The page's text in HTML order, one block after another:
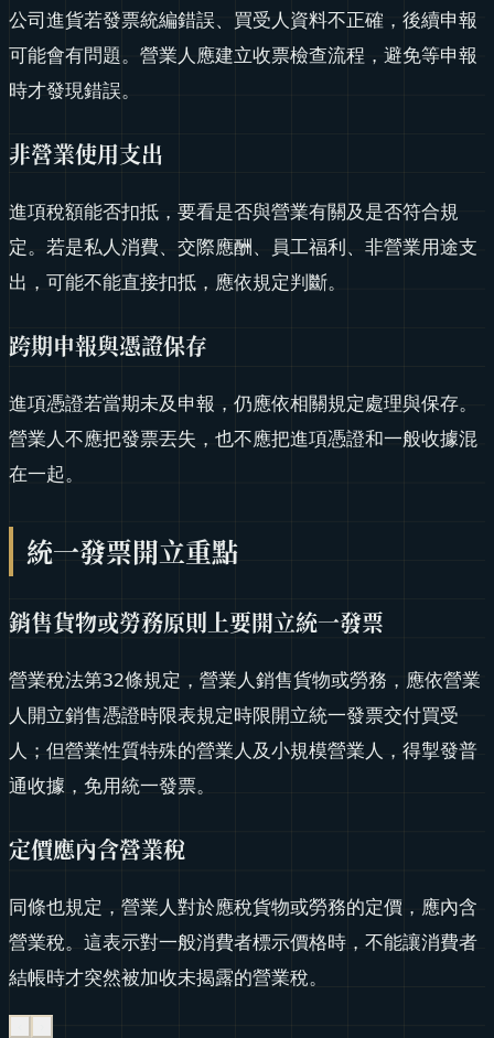
公司進貨若發票統編錯誤、買受人資料不正確，後續申報
可能會有問題。營業人應建立收票檢查流程，避免等申報
時才發現錯誤。
非營業使用支出
進項稅額能否扣抵，要看是否與營業有關及是否符合規
定。若是私人消費、交際應酬、員工福利、非營業用途支
出，可能不能直接扣抵，應依規定判斷。
跨期申報與憑證保存
進項憑證若當期未及申報，仍應依相關規定處理與保存。
營業人不應把發票丟失，也不應把進項憑證和一般收據混
在一起。
統一發票開立重點
銷售貨物或勞務原則上要開立統一發票
營業稅法第32條規定，營業人銷售貨物或勞務，應依營業
人開立銷售憑證時限表規定時限開立統一發票交付買受
人；但營業性質特殊的營業人及小規模營業人，得掣發普
通收據，免用統一發票。
定價應內含營業稅
同條也規定，營業人對於應稅貨物或勞務的定價，應內含
營業稅。這表示對一般消費者標示價格時，不能讓消費者
結帳時才突然被加收未揭露的營業稅。